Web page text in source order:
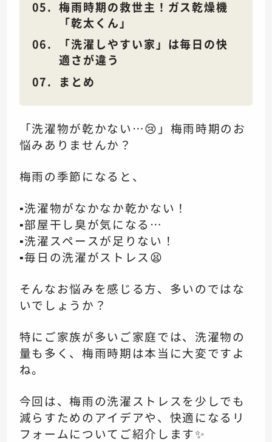
梅雨時期の救世主！ガス乾燥機
「乾太くん」
「洗濯しやすい家」は毎日の快
適さが違う
まとめ
「洗濯物が乾かない…😢」梅雨時期のお
悩みありませんか？
梅雨の季節になると、
▪️洗濯物がなかなか乾かない！
▪️部屋干し臭が気になる…
▪️洗濯スペースが足りない！
▪️毎日の洗濯がストレス😫
そんなお悩みを感じる方、多いのではな
いでしょうか？
特にご家族が多いご家庭では、洗濯物の
量も多く、梅雨時期は本当に大変ですよ
ね。
今回は、梅雨の洗濯ストレスを少しでも
減らすためのアイデアや、快適になるリ
フォームについてご紹介します✨